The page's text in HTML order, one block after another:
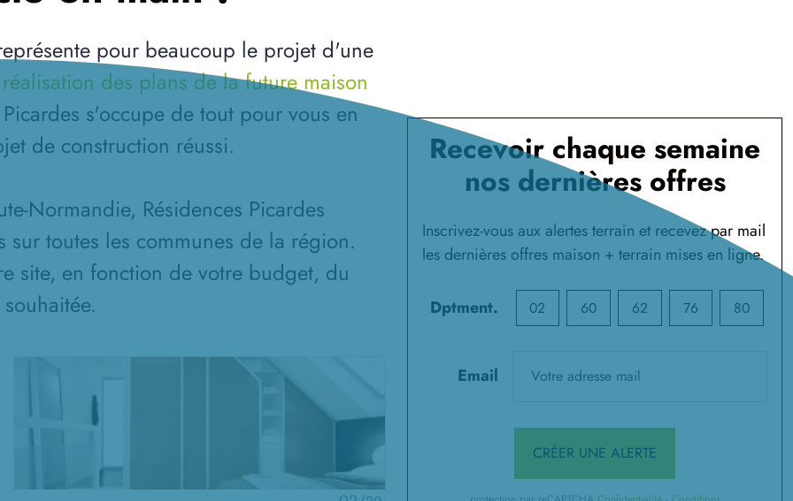
pour beaucoup le projet d'une
réalisation des plans de la future maison
s'occupe de tout pour vous en
de construction réussi.
Normandie, Résidences Picardes
sur toutes les communes de la région.
site, en fonction de votre budget, du
Recevoir chaque semaine
nos dernières offres
Inscrivez-vous aux alertes terrain et recevez par mail
les dernières offres maison + terrain mises en ligne.
Dptment. 02 60 62 76 80
Email
CRÉER UNE ALERTE